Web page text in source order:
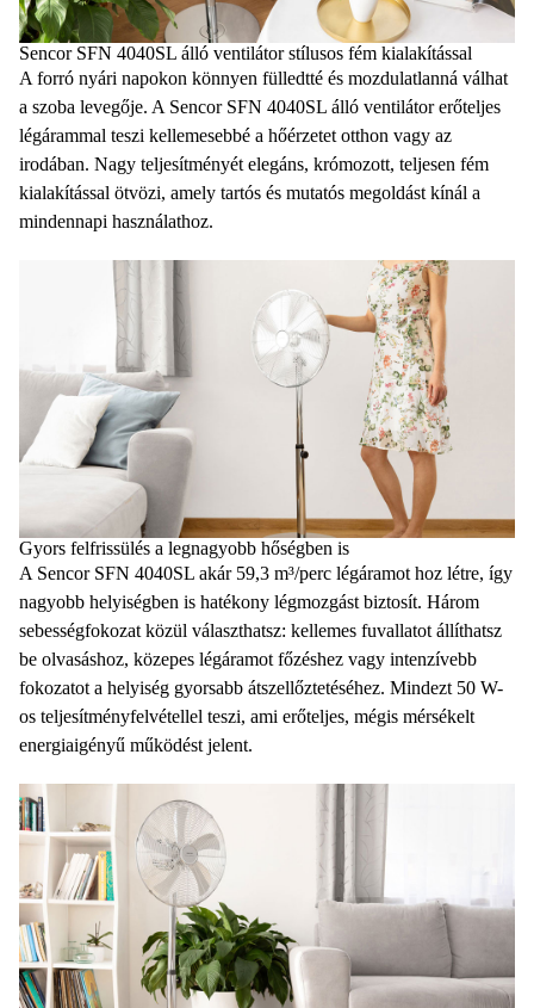
Sencor SFN 4040SL álló ventilátor stílusos fém kialakítással
A forró nyári napokon könnyen fülledtté és mozdulatlanná válhat
a szoba levegője. A Sencor SFN 4040SL álló ventilátor erőteljes
légárammal teszi kellemesebbé a hőérzetet otthon vagy az
irodában. Nagy teljesítményét elegáns, krómozott, teljesen fém
kialakítással ötvözi, amely tartós és mutatós megoldást kínál a
mindennapi használathoz.
Gyors felfrissülés a legnagyobb hőségben is
A Sencor SFN 4040SL akár 59,3 m³/perc légáramot hoz létre, így
nagyobb helyiségben is hatékony légmozgást biztosít. Három
sebességfokozat közül választhatsz: kellemes fuvallatot állíthatsz
be olvasáshoz, közepes légáramot főzéshez vagy intenzívebb
fokozatot a helyiség gyorsabb átszellőztetéséhez. Mindezt 50 W-
os teljesítményfelvétellel teszi, ami erőteljes, mégis mérsékelt
energiaigényű működést jelent.